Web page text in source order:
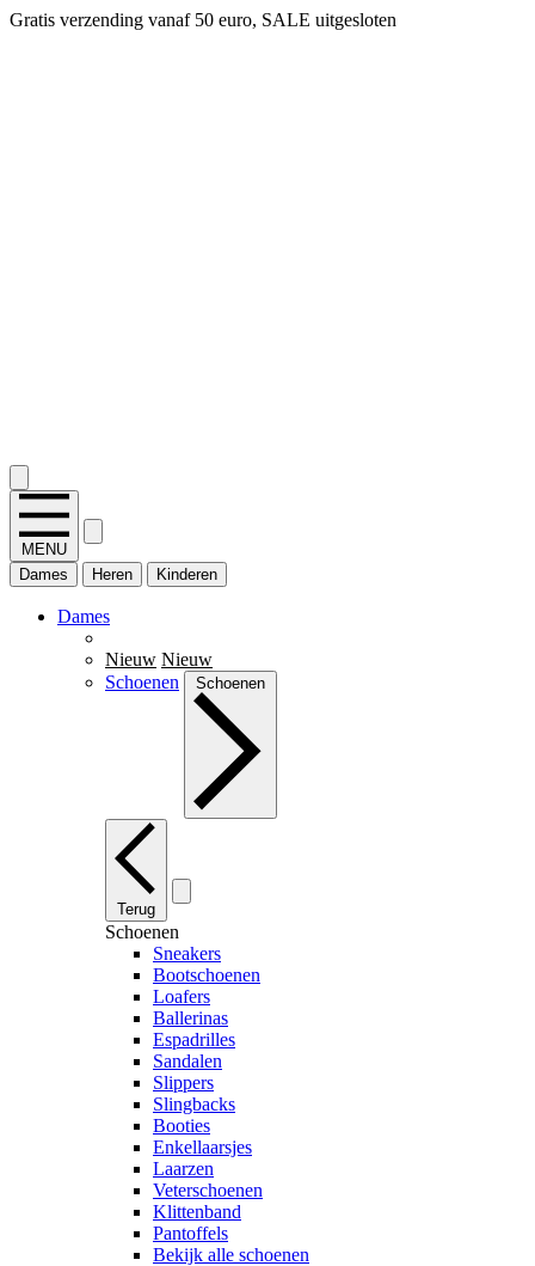
Gratis verzending vanaf 50 euro, SALE uitgesloten
MENU
Dames
Heren Kinderen
Dames
Nieuw Nieuw
Schoenen
Schoenen
Terug
Schoenen
Sneakers
Bootschoenen
Loafers
Ballerinas
Espadrilles
Sandalen
Slippers
Slingbacks
Booties
Enkellaarsjes
Laarzen
Veterschoenen
Klittenband
Pantoffels
Bekijk alle schoenen